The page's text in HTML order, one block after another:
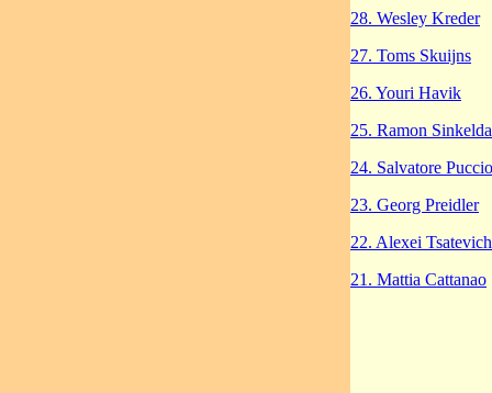
28. Wesley Kreder
27. Toms Skuijns
26. Youri Havik
25. Ramon
24. Salvatore Puccio
23. Georg Preidler
22. Alexei Tsatevich
21. Mattia Cattanao